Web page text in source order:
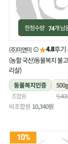
한정수량 74개 남
(주)미앤미 ★4.8후기
(농할 국산)동물복지 불
리살)
동물복지인증
500g
조합원
비조합원 10,340원
10%